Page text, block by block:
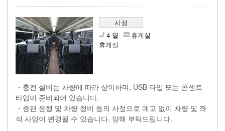
시설
4 열
휴게실
휴게실
・충전 설비는 차량에 따라 상이하며, USB 타입 또는 콘센트
타입이 준비되어 있습니다.
・증편 운행 및 차량 정비 등의 사정으로 예고 없이 차량 및 좌
석 사양이 변경될 수 있습니다. 양해 부탁드립니다.